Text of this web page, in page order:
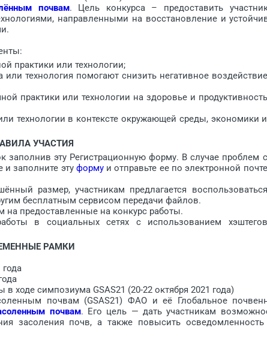
почвам. Цель конкурса – предоставить
направленными на восстановление и
практики или технологии;
технология помогают снизить негативное воздействие
практики или технологии на здоровье и продуктивность
технологии в контексте окружающей среды, экономики и
УЧАСТИЯ
заполнив эту Регистрационную форму. В случае проблем с
и заполните эту формуи отправьте ее по электронной почте
размер, участникам предлагается воспользоваться
бесплатным сервисом передачи файлов.
предоставленные на конкурс работы.
в социальных сетях с использованием хэштегов
РАМКИ
симпозиума GSAS21 (20-22 октября 2021 года)
почвам (GSAS21) ФАО и её Глобальное
почвам. Его цель — дать участникам
засоления почв, а также повысить